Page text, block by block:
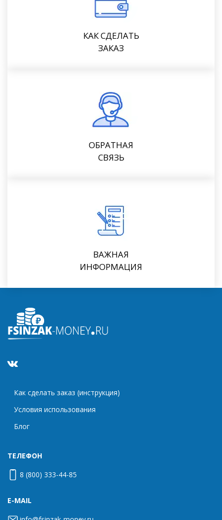
КАК СДЕЛАТЬ
ЗАКАЗ
ОБРАТНАЯ
СВЯЗЬ
ВАЖНАЯ
ИНФОРМАЦИЯ
Как сделать заказ (инструкция)
Условия использования
Блог
ТЕЛЕФОН
8 (800) 333-44-85
E-MAIL